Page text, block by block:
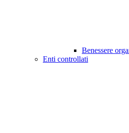
Benessere
Enti controllati